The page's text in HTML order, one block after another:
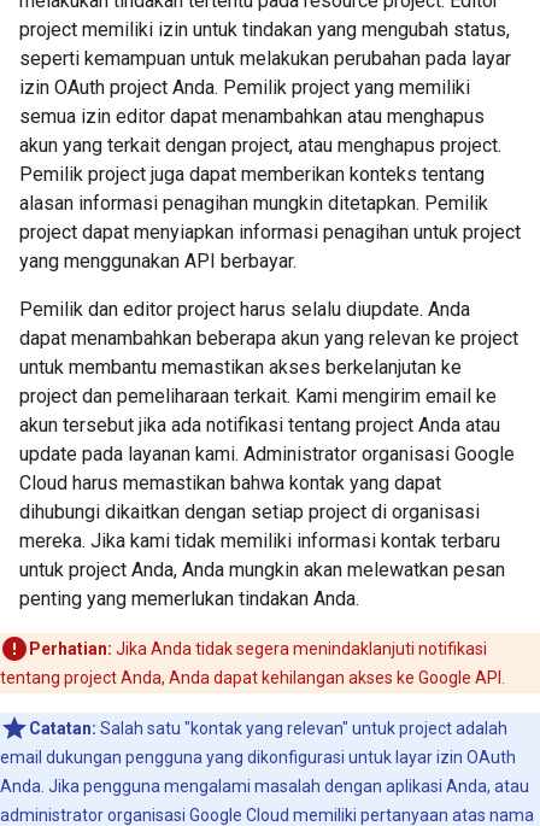
project memiliki izin untuk tindakan yang mengubah status,
seperti kemampuan untuk melakukan perubahan pada layar
izin OAuth project Anda. Pemilik project yang memiliki
semua izin editor dapat menambahkan atau menghapus
akun yang terkait dengan project, atau menghapus project.
Pemilik project juga dapat memberikan konteks tentang
alasan informasi penagihan mungkin ditetapkan. Pemilik
project dapat menyiapkan informasi penagihan untuk project
yang menggunakan API berbayar.
Pemilik dan editor project harus selalu diupdate. Anda
dapat menambahkan beberapa akun yang relevan ke project
untuk membantu memastikan akses berkelanjutan ke
project dan pemeliharaan terkait. Kami mengirim email ke
akun tersebut jika ada notifikasi tentang project Anda atau
update pada layanan kami. Administrator organisasi Google
Cloud harus memastikan bahwa kontak yang dapat
dihubungi dikaitkan dengan setiap project di organisasi
mereka. Jika kami tidak memiliki informasi kontak terbaru
untuk project Anda, Anda mungkin akan melewatkan pesan
penting yang memerlukan tindakan Anda.
Perhatian: Jika Anda tidak segera menindaklanjuti notifikasi
tentang project Anda, Anda dapat kehilangan akses ke Google API.
Catatan: Salah satu "kontak yang relevan" untuk project adalah
email dukungan pengguna yang dikonfigurasi untuk layar izin OAuth
Anda. Jika pengguna mengalami masalah dengan aplikasi Anda, atau
administrator organisasi Google Cloud memiliki pertanyaan atas nama